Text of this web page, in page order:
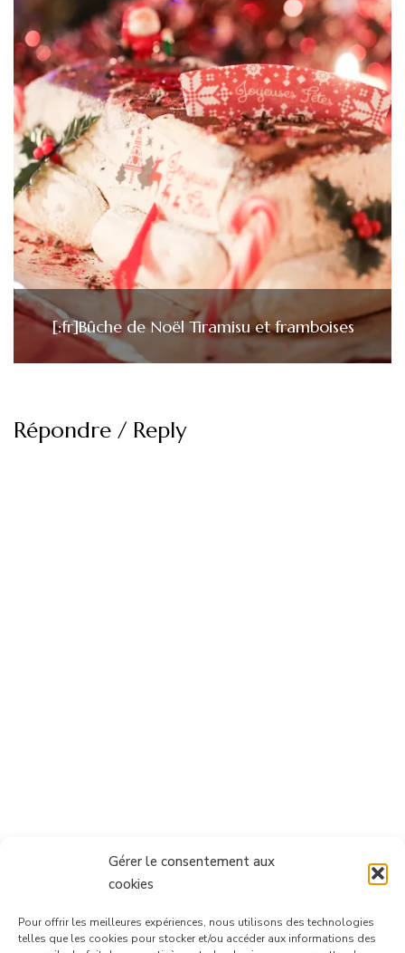
Gérer le consentement aux
cookies
Pour offrir les meilleures expériences, nous utilisons des technologies
telles que les cookies pour stocker et/ou accéder aux informations des
[:fr]Bûche de Noël Tiramisu et framboises
Répondre / Reply